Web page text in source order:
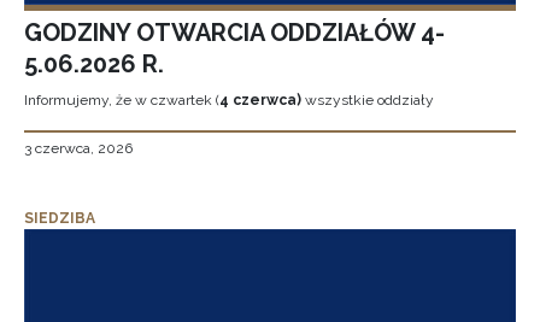
GODZINY OTWARCIA ODDZIAŁÓW 4-
5.06.2026 R.
Informujemy, że w czwartek (4 czerwca) wszystkie oddziały
3 czerwca, 2026
SIEDZIBA